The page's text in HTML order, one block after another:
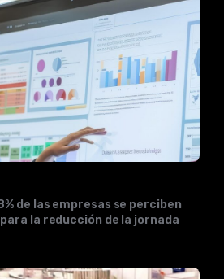
de las empresas se perciben
la reducción de la jornada